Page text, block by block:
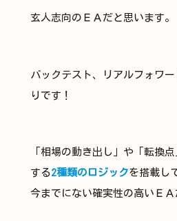
玄人志向のＥＡだと思います。
バックテスト、リアルフォワ
りです！
「相場の動き出し」や「転換
する2種類のロジックを搭載し
今までにない確実性の高いＥＡ